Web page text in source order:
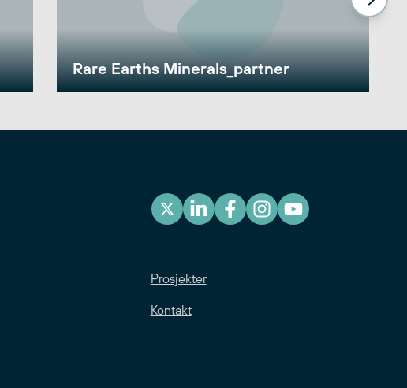
Rare Earths Minerals_partner
Prosjekter
Kontakt